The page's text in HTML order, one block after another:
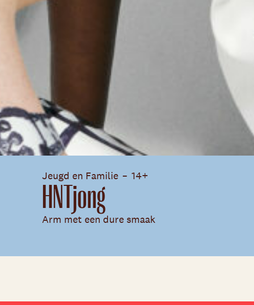
Jeugd en Familie 14+
HNTjong
Arm met een dure smaak